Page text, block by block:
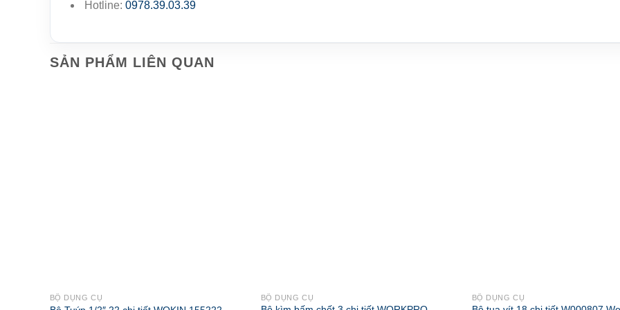
Hotline: 0978.39.03.39
SẢN PHẨM LIÊN QUAN
BỘ DỤNG CỤ BỘ DỤNG CỤ BỘ DỤNG CỤ